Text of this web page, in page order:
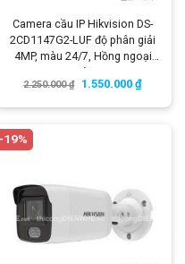
Camera cầu IP Hikvision DS-
2CD1147G2-LUF độ phân giải
4MP, màu 24/7, Hồng ngoại
30m, có micro
2.250.000₫ 1.550.000 ₫
-19%